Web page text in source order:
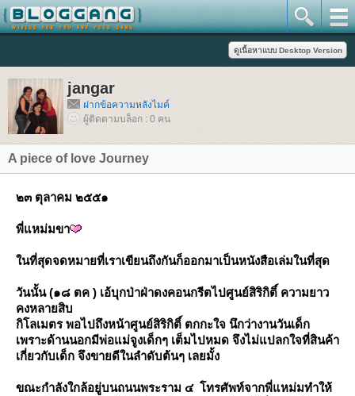
jangar
ฝากข้อความหลังไมค์
ผู้ติดตามบล็อก : 0 คน
A piece of love Journey
๒๓ ตุลาคม ๒๕๕๑
พี่แหม่มขา
นที่สุดจดหมายที่เราเขียนถึงกันก็ออกมาเป็นหนังสือเล่มในที่สุด
วันนั้น (๑๘ ตค ) เอ้บุกป่าฝ่าดงคอนกรีตไปศูนย์สิริกิติ์ ความยาว
คงหลายสิบ
กิโลเมตร พอไปถึงหน้าศูนย์สิริกิติ์ ตกกะใจ นึกว่างานวันเด็ก
เพราะด้านนอกมีพ่อแม่จูงเด็กๆ เต็มไปหมด จึงไม่แปลกใจที่สินค้า
เกี่ยวกับเด็ก จึงขายดีในลำดับต้นๆ เลยมั้ง
ขณะกำลังใกล้อยู่บนถนนพระราม ๔ โทรศัพท์จากพี่แหม่มทำให้